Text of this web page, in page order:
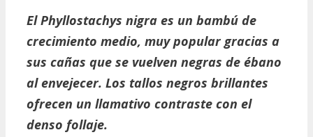
El Phyllostachys nigra es un bambú de
crecimiento medio, muy popular gracias a
sus cañas que se vuelven negras de ébano
al envejecer. Los tallos negros brillantes
ofrecen un llamativo contraste con el
denso follaje.